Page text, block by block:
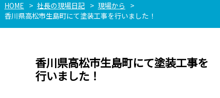
HOME 社長の現場日記
現場から
香川県高松市生島町にて塗装工事を行いました！
香川県高松市生島町にて塗装工事を
行いました！